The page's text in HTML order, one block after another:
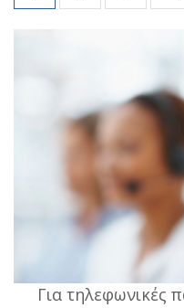
Για τηλεφωνικές